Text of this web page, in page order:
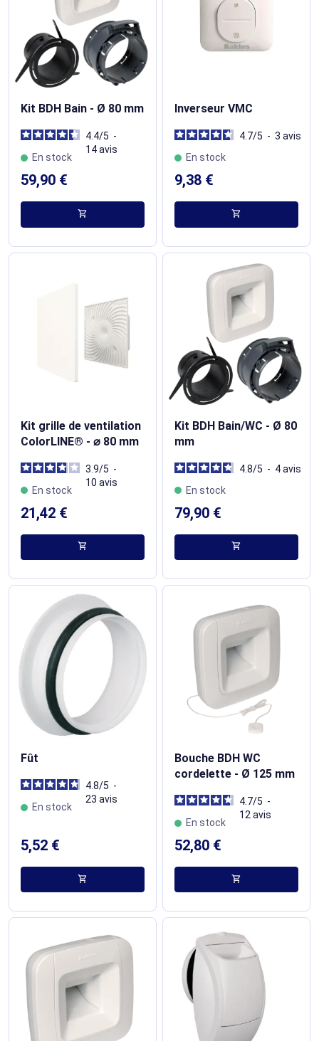
Kit BDH Bain - Ø 80 mm
4.4/5 -
14avis
En stock
59,90 €
shopping_cart
Inverseur VMC
4.7/5 - 3 avis
En stock
9,38 €
shopping_cart
Kit grille de ventilation
ColorLINE® - ⌀ 80 mm
3.9/5 -
10 avis
En stock
21,42 €
shopping_cart
Kit BDH Bain/WC - Ø 80
mm
4.8/5 - 4avis
En stock
79,90 €
shopping_cart
Fût
4.8/5 -
23 avis
En stock
5,52 €
shopping_cart
Bouche BDH WC
cordelette - Ø 125 mm
4.7/5 -
12 avis
En stock
52,80 €
shopping_cart